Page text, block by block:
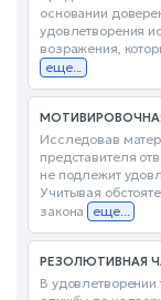
основании
удовлетворения
возражения,
еще...
Исследовав
представителя
не подлежит
Учитывая
закона еще...
РЕЗОЛЮТИВНАЯ
В